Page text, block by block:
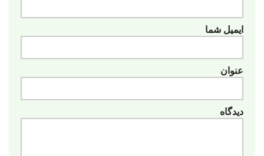
ایمیل شما
عنوان
دیدگاه